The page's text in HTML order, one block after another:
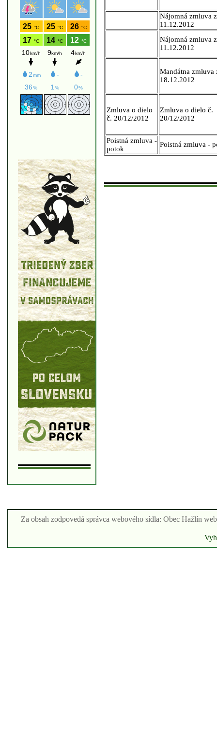
Nájomná zmluva
11.12.2012
Nájomná zmluva
11.12.2012
Mandátna zmluva
18.12.2012
Zmluva o dielo
č. 20/12/2012
Zmluva o dielo č.
20/12/2012
Poistná zmluva -
potok
Poistná zmluva -
Za obsah zodpovedá správca webového sídla: Obec Hažlín